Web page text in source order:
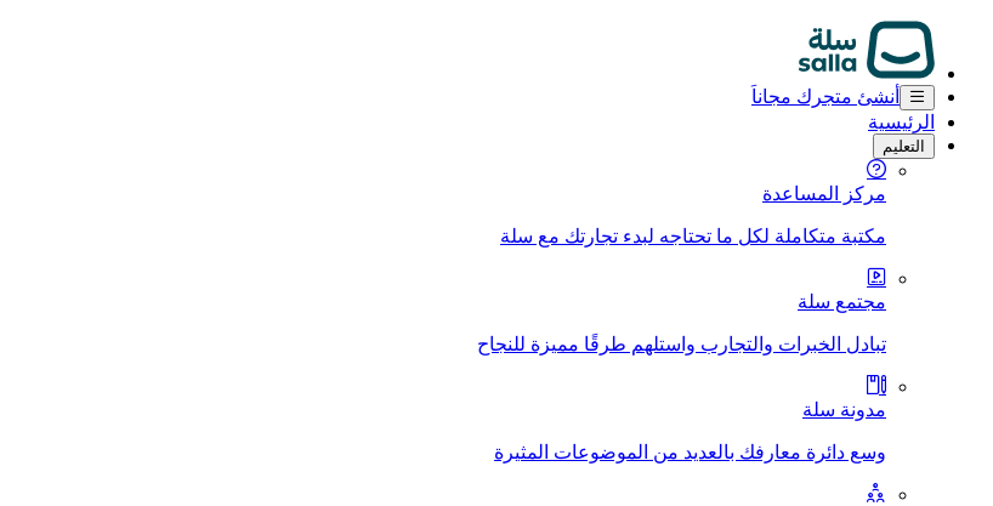
أنشئ متجرك مجاناَ
الرئيسية
التعليم
مركز المساعدة
مكتبة متكاملة لكل ما تحتاجه لبدء تجارتك مع سلة
مجتمع سلة
تبادل الخبرات والتجارب واستلهم طرقًا مميزة للنجاح
مدونة سلة
وسع دائرة معارفك بالعديد من الموضوعات المثيرة